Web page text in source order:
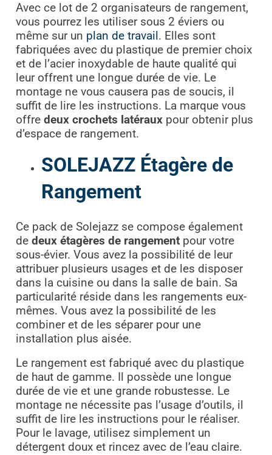
Avec ce lot de 2 organisateurs de rangement,
vous pourrez les utiliser sous 2 éviers ou
même sur un plan de travail . Elles sont
fabriquées avec du plastique de premier choix
et de l’acier inoxydable de haute qualité qui
leur offrent une longue durée de vie. Le
montage ne vous causera pas de soucis, il
suffit de lire les instructions. La marque vous
offre deux crochets latérauxpour obtenir plus
d’espace de rangement.
SOLEJAZZ Étagère de
Rangement
Ce pack de Solejazz se compose également
de deux étagères de rangementpour votre
sous-évier. Vous avez la possibilité de leur
attribuer plusieurs usages et de les disposer
dans la cuisine ou dans la salle de bain. Sa
particularité réside dans les rangements eux-
mêmes. Vous avez la possibilité de les
combiner et de les séparer pour une
installation plus aisée.
Le rangement est fabriqué avec du plastique
de haut de gamme. Il possède une longue
durée de vie et une grande robustesse. Le
montage ne nécessite pas l’usage d’outils, il
suffit de lire les instructions pour le réaliser.
Pour le lavage, utilisez simplement un
détergent doux et rincez avec de l’eau claire.